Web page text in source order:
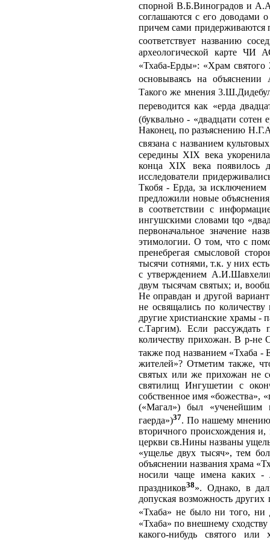
спорной В.Б.Виноградов и
соглашаются с его доводами
причем сами придерживаются
соответствует названию
археологической карте ЧИ
«Тхаба-Ерды»: «Храм
основываясь на
Такого же мнения
переводится как «ерда
(буквально - «двадцати сотен
Наконец, по разъяснению
связана с названием
середины XIX века
конца XIX века появилось
исследователи
Ткобя - Ерда, за
предложили новые
в соответствии с
ингушскими словами tqo
первоначальное значение
этимологии. О том, что с
пренебрегая смысловой
тысячи сотнями, т.к. у них
с утверждением
двум тысячам святых; и,
Не оправдан и другой
не освящались по
другие христианские храмы -
с.Таргим). Если
количеству прихожан. В р-не
также под названием «Тхаба -
жителей»? Отметим также,
святых или же прихожан не
святилищ Ингушетии с
собственное имя «божества»,
(«Магал») был «ученейшим
гаерда»)37. По нашему мнению,
вторичного происхождения
церкви св.Нины названы
«ущелье двух тысяч», тем
объяснении названия храма
носили чаще имена каких -
праздников38». Однако, в
допуская возможность
«Тхаба» не было ни того, ни
«Тхаба» по внешнему
какого-нибудь святого